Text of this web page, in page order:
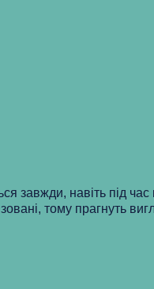
завжди, навіть під
тому прагнуть